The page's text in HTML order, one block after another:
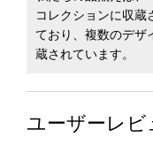
コレクションに収蔵
ており、複数のデザ
蔵されています。
ユーザーレビ